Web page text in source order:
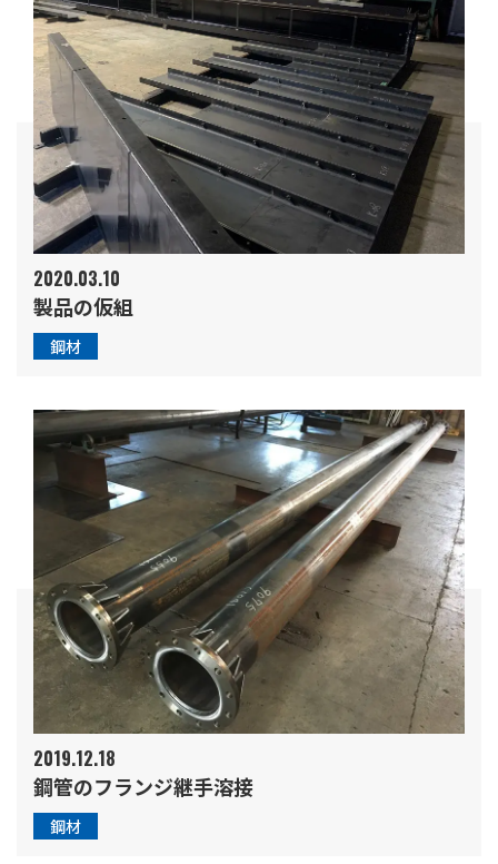
2020.03.10
製品の仮組
鋼材
2019.12.18
鋼管のフランジ継手溶接
鋼材